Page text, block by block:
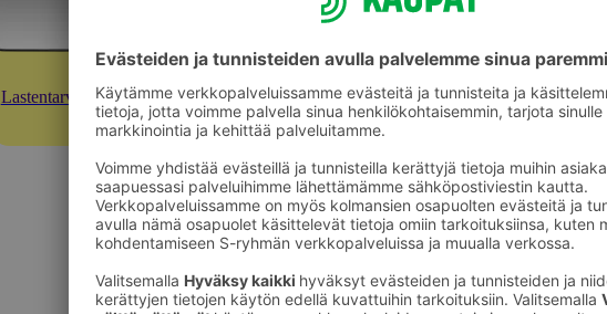
Lastentarvikkeet Vauvojen lelut ja mobilet